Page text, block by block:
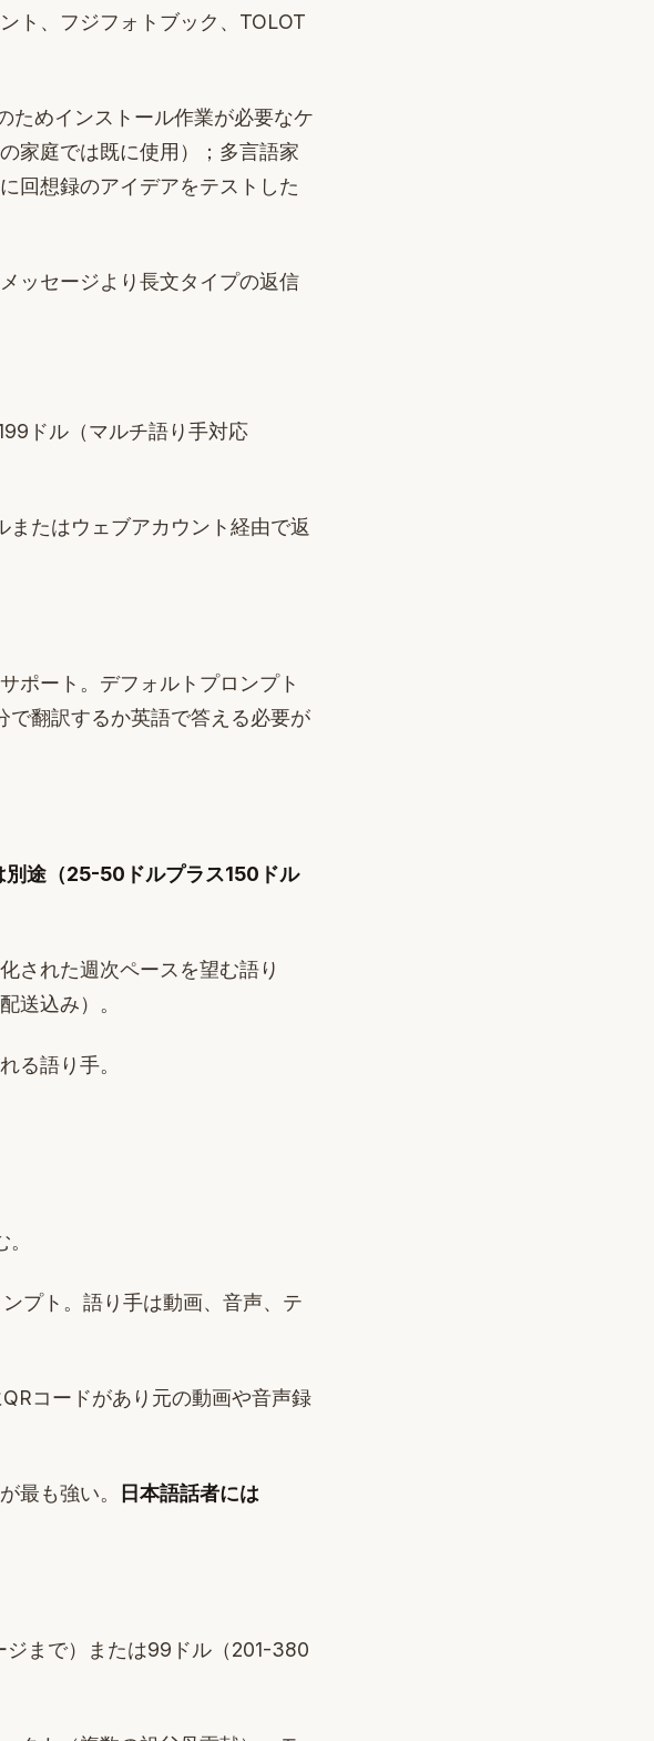
ト、フジフォトブック、TOLOT
ためインストール作業が必要なケ
家庭では既に使用）；多言語家
回想録のアイデアをテストした
ッセージより長文タイプの返信
ドル（マルチ語り手対応
またはウェブアカウント経由で返
ポート。デフォルトプロンプト
翻訳するか英語で答える必要が
別途（25-50ドルプラス150ドル
された週次ペースを望む語り
送込み）。
る語り手。
プト。語り手は動画、音声、テ
コードがあり元の動画や音声録
最も強い。
日本語話者には
ジまで）または99ドル（201-380